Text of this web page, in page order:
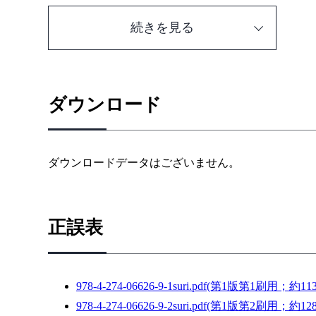
1.4 良いデータを使うことが重要
第2章 SPSS の基本操作
2.1 目的
2.3 データの作成と保存
2.3.4 データの読み込み（3） テキストファイル形
2.3.5 データの読み込み（4） SPSS シンタックス
2.4.1 度数分布表
2.4.2 欠損値の指定
続きを見る
ダウンロード
ダウンロードデータはございません。
正誤表
978-4-274-06626-9-1suri.pdf(第1版第1刷用；約
978-4-274-06626-9-2suri.pdf(第1版第2刷用；約